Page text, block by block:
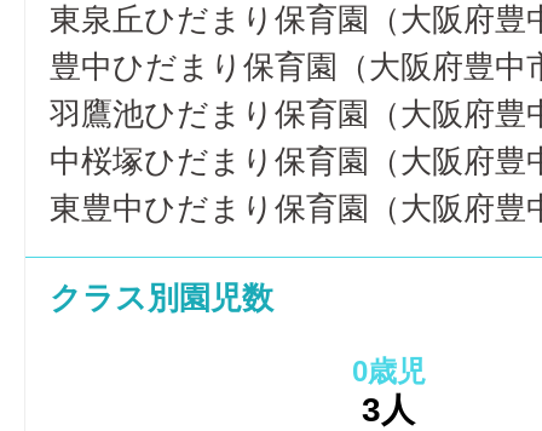
東泉丘ひだまり保育園（大阪府豊
豊中ひだまり保育園（大阪府豊中
羽鷹池ひだまり保育園（大阪府豊
中桜塚ひだまり保育園（大阪府豊
東豊中ひだまり保育園（大阪府豊
クラス別園児数
0歳児
3人